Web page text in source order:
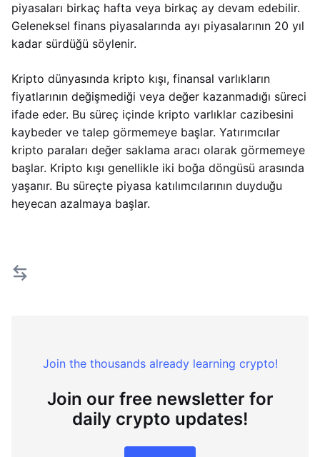
piyasaları birkaç hafta veya birkaç ay devam edebilir.
Geleneksel finans piyasalarında ayı piyasalarının 20 yıl
kadar sürdüğü söylenir.
Kripto dünyasında kripto kışı, finansal varlıkların
fiyatlarının değişmediği veya değer kazanmadığı süreci
ifade eder. Bu süreç içinde kripto varlıklar cazibesini
kaybeder ve talep görmemeye başlar. Yatırımcılar
kripto paraları değer saklama aracı olarak görmemeye
başlar. Kripto kışı genellikle iki boğa döngüsü arasında
yaşanır. Bu süreçte piyasa katılımcılarının duyduğu
heyecan azalmaya başlar.
Join the thousands already learning crypto!
Join our free newsletter for
daily crypto updates!